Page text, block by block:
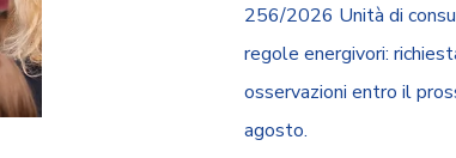
256/2026 Unità di
regole energivori:
osservazioni entro il
agosto.